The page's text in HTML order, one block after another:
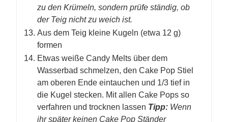
zu den Krümeln, sondern prüfe ständig, ob
der Teig nicht zu weich ist.
Aus dem Teig kleine Kugeln (etwa 12 g)
formen
Etwas weiße Candy Melts über dem
Wasserbad schmelzen, den Cake Pop Stiel
am oberen Ende eintauchen und 1/3 tief in
die Kugel stecken. Mit allen Cake Pops so
verfahren und trocknen lassen Tipp: Wenn
ihr später keinen Cake Pop Ständer